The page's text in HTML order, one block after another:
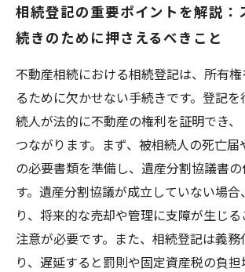
相続登記の重要ポイントを解説：
続きのために押さえるべきこと
不動産相続における相続登記は、所有
るために欠かせない手続きです。登記
続人が法的に不動産の権利を証明でき
つながります。まず、被相続人の死亡
の必要書類を準備し、遺産分割協議書
す。遺産分割協議が成立していない場
り、将来的な売却や管理に支障が生じ
注意が必要です。また、相続登記は義
り、遅延すると罰則や固定資産税の負